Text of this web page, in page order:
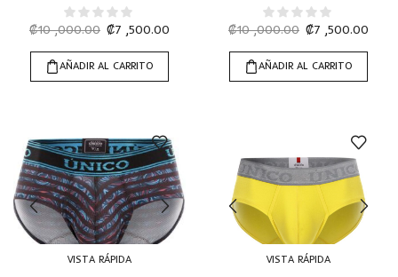
₡10 ,000.00 ₡7 ,500.00
AÑADIR AL CARRITO
₡10 ,000.00 ₡7 ,500.00
AÑADIR AL CARRITO
VISTA RÁPIDA VISTA RÁPIDA